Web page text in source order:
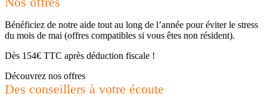
Bénéficiez de notre aide tout au long de l’année pour éviter le stress
du mois de mai (offres compatibles si vous êtes non résident).
Dès 154€ TTC après déduction fiscale !
Découvrez nos offres
Des conseillers à votre écoute